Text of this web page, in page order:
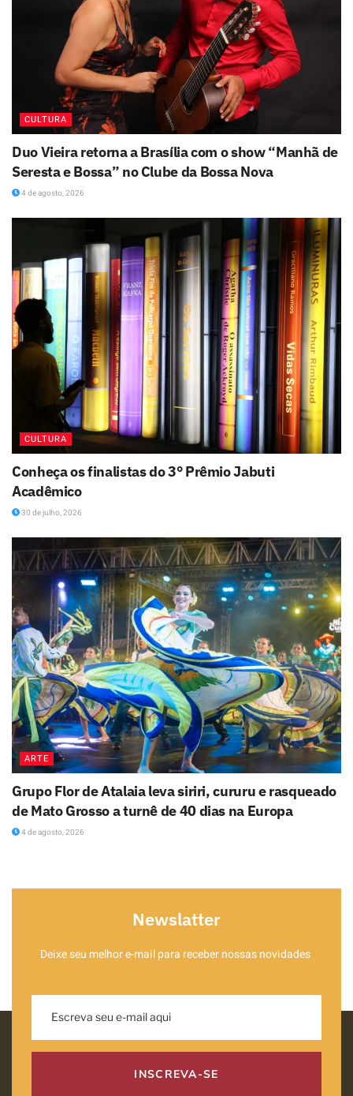
CULTURA
Duo Vieira retorna a Brasília com o show “Manhã de
Seresta e Bossa” no Clube da Bossa Nova
4 de agosto, 2026
CULTURA
Conheça os finalistas do 3° Prêmio Jabuti
Acadêmico
30 de julho, 2026
ARTE
Grupo Flor de Atalaia leva siriri, cururu e rasqueado
de Mato Grosso a turnê de 40 dias na Europa
4 de agosto, 2026
Newslatter
Deixe seu melhor e-mail para receber nossas novidades
INSCREVA-SE